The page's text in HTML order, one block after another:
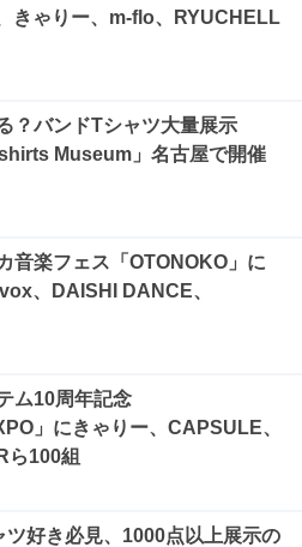
きゃりー、m-flo、RYUCHELL
？バンドTシャツ大量展示
shirts Museum」名古屋で開催
音楽フェス「OTONOKO」に
、DAISHI DANCE、
ム10周年記念
」にきゃりー、CAPSULE、
ら100組
ツ好き必見、1000点以上展示の